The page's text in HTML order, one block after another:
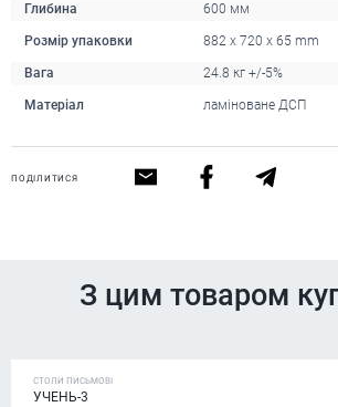
Глибина 600 мм
Розмір упаковки 882 x 720 x 65 mm
Вага 24.8 кг +/-5%
Матеріал ламіноване ДСП
ПОДІЛИТИСЯ
З цим товаром
СТОЛИ ПИСЬМОВІ
УЧЕНЬ-3